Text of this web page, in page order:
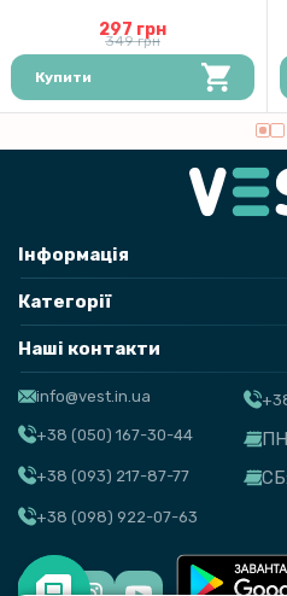
297 грн
349 грн
Купити
Інформація
Категорії
Наші контакти
info@vest.in.ua
+38 (050) 167-30-44
+38 (093) 217-87-77
+38 (098) 922-07-63